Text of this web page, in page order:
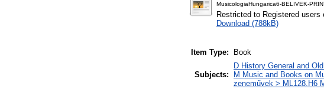
MusicologiaHungarica6-BELIVEK-
Restricted to Registered
Download (788kB)
Item Type: Book
Subjects:
D History General and
M Music and Books on
zeneművek > ML128.H6